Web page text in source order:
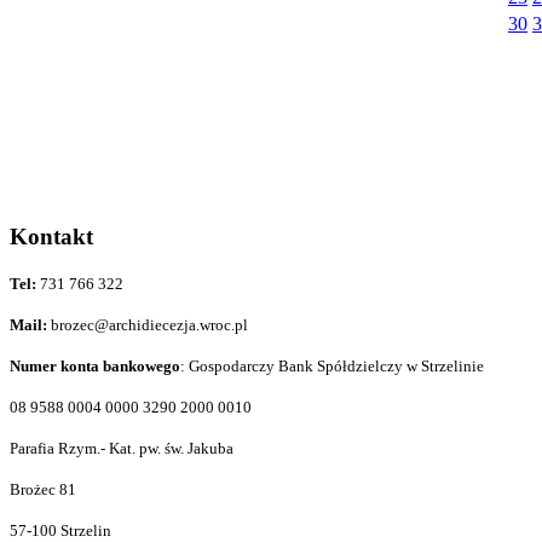
30
Kontakt
Tel: 731 766 322
Mail: brozec@archidiecezja.wroc.pl
Numer konta bankowego: Gospodarczy Bank Spółdzielczy w Strzelinie
08 9588 0004 0000 3290 2000 0010
Parafia Rzym.- Kat. pw. św. Jakuba
Brożec 81
57-100 Strzelin